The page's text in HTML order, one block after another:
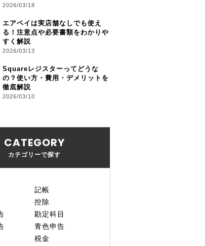
2026/03/18
エアペイは実店舗なしでも使え
る！注意点や必要書類をわかりや
すく解説
2026/03/13
Squareレジスターってどうな
の？使い方・費用・デメリットを
徹底解説
2026/03/10
CATEGORY
カテゴリーで探す
記帳
控除
勘定科目
青色申告
税金